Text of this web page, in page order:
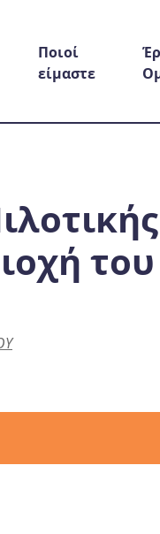
Ποιοί
είμαστε
του